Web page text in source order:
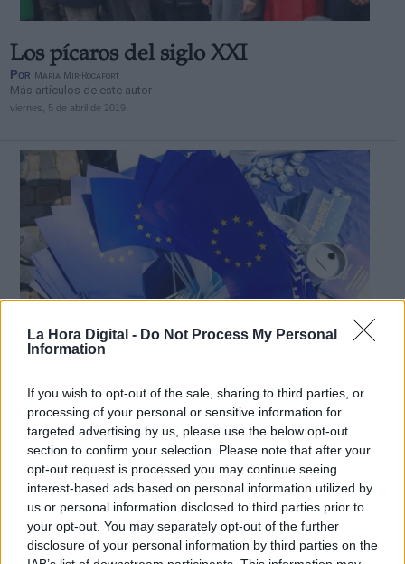
La Hora Digital - Do Not Process My Personal
Information
If you wish to opt-out of the sale, sharing to third parties, or
processing of your personal or sensitive information for
targeted advertising by us, please use the below opt-out
section to confirm your selection. Please note that after your
opt-out request is processed you may continue seeing
interest-based ads based on personal information utilized by
us or personal information disclosed to third parties prior to
your opt-out. You may separately opt-out of the further
disclosure of your personal information by third parties on the
Los pícaros del siglo XXI
Por María Mir-Rocafort
Más artículos de este autor
viernes, 5 de abril de 2019
Foto: Europa Press
Europa se prepara para frenar la
irrupción de la ultraderecha en el
Parlamento
PorSara Gómez
Más artículos de este autor
viernes, 24 de mayo de 2019